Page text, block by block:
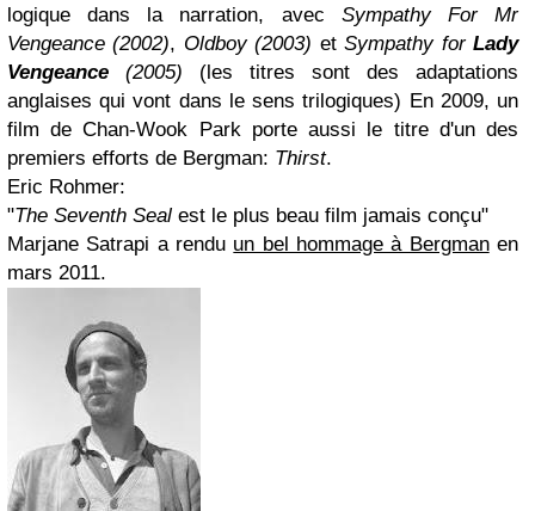
logique dans la narration, avec Sympathy For Mr
Vengeance (2002), Oldboy (2003) etSympathy forLady
Vengeance (2005) (les titres sont des adaptations
anglaises qui vont dans le sens trilogiques) En 2009, un
film de Chan-Wook Park porte aussi le titre d'un des
premiers efforts de Bergman: Thirst.
Eric Rohmer:
"The Seventh Seal est le plus beau film jamais conçu"
Marjane Satrapi a rendu un bel hommage à Bergmanen
mars 2011.